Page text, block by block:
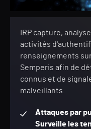
IRP capture,
activités
renseignements
Semperis afin de
connus et de
malveillants.
Attaques par
Surveille les